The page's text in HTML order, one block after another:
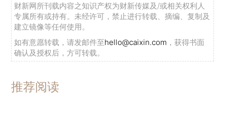
财新网所刊载内容之知识产权为财新传媒及/或相关权利人
专属所有或持有。未经许可，禁止进行转载、摘编、复制及
建立镜像等任何使用。
如有意愿转载，请发邮件至hello@caixin.com ，获得书面
确认及授权后，方可转载。
推荐阅读